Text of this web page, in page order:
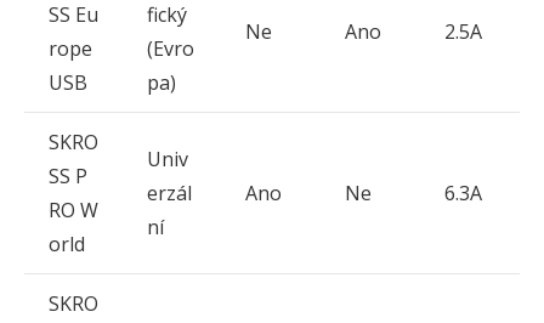
SS Eu
rope
USB
fický
(Evro
pa)
Ne Ano 2.5A
SKRO
SS P
RO W
orld
Univ
erzál
ní
Ano Ne 6.3A
SKRO